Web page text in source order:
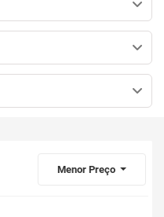
Menor Preço